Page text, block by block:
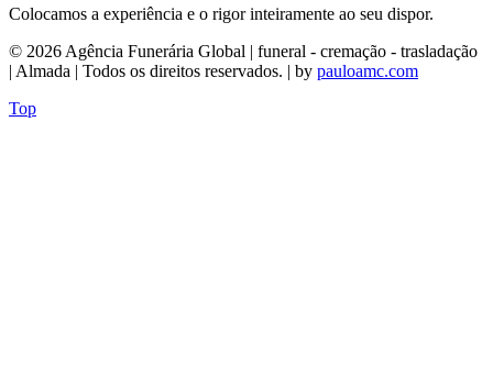
Colocamos a experiência e o rigor inteiramente ao seu dispor.
© 2026 Agência Funerária Global | funeral - cremação - trasladação
| Almada | Todos os direitos reservados. | by pauloamc.com
Top